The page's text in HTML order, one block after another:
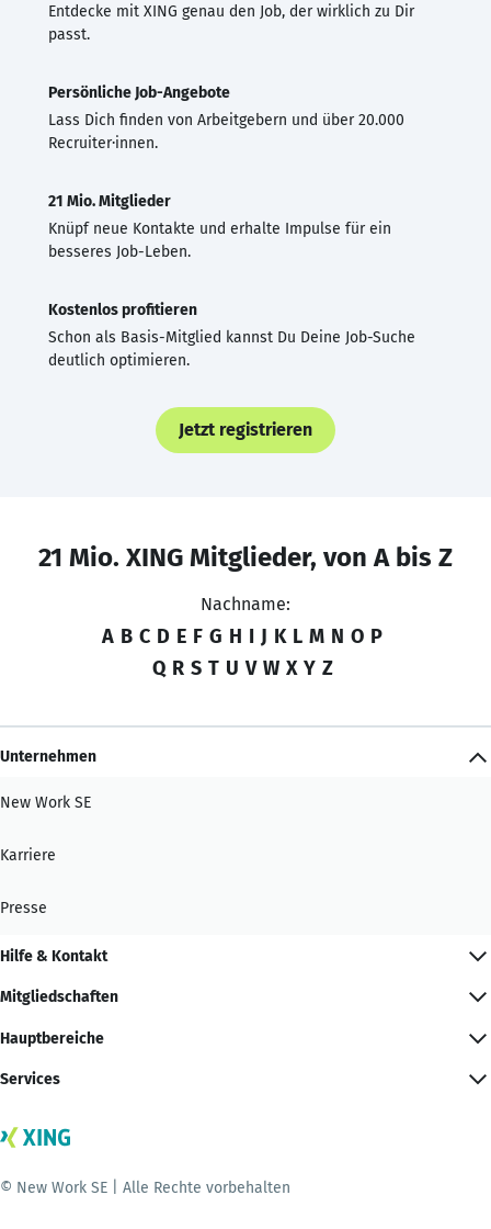
Entdecke mit XING genau den Job, der wirklich zu Dir
passt.
Persönliche Job-Angebote
Lass Dich finden von Arbeitgebern und über 20.000
Recruiter·innen.
21 Mio. Mitglieder
Knüpf neue Kontakte und erhalte Impulse für ein
besseres Job-Leben.
Kostenlos profitieren
Schon als Basis-Mitglied kannst Du Deine Job-Suche
deutlich optimieren.
Jetzt registrieren
21 Mio. XING Mitglieder, von A bis Z
Nachname:
A B C D E F G H I J K L M N O P
Q R S T U V W X Y Z
Unternehmen
New Work SE
Karriere
Presse
Hilfe & Kontakt
Mitgliedschaften
Hauptbereiche
Services
© New Work SE | Alle Rechte vorbehalten